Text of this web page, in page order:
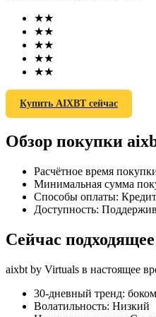
USDT-фьючерсы
TradFi
★★
★★
★★
★★
★★
Купить AIXBT сейчас
Обзор покупки
Расчётное время
Минимальная сумма
Способы оплаты:
Доступность:
Сейчас
aixbt by Virtuals в настоящее
30-дневный тренд: боком
Волатильность: Низкий